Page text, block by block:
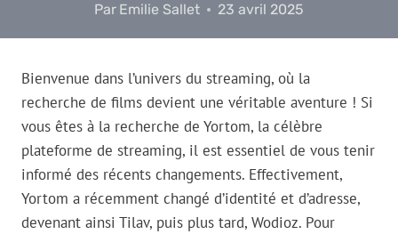
Par Emilie Sallet 23 avril 2025
Bienvenue dans l’univers du streaming, où la
recherche de films devient une véritable aventure ! Si
vous êtes à la recherche de Yortom, la célèbre
plateforme de streaming, il est essentiel de vous tenir
informé des récents changements. Effectivement,
Yortom a récemment changé d’identité et d’adresse,
devenant ainsi Tilav, puis plus tard, Wodioz. Pour